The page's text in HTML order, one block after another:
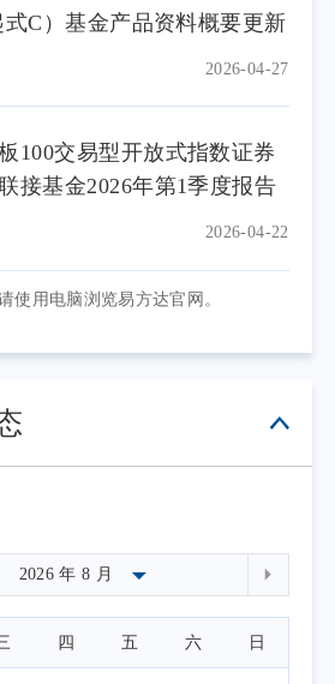
式C）基金产品资料概要更新
2026-04-27
100交易型开放式指数证券
接基金2026年第1季度报告
2026-04-22
使用电脑浏览易方达官网。
四 五 六 日